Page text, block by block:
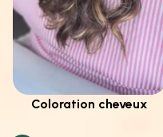
Coloration cheveux